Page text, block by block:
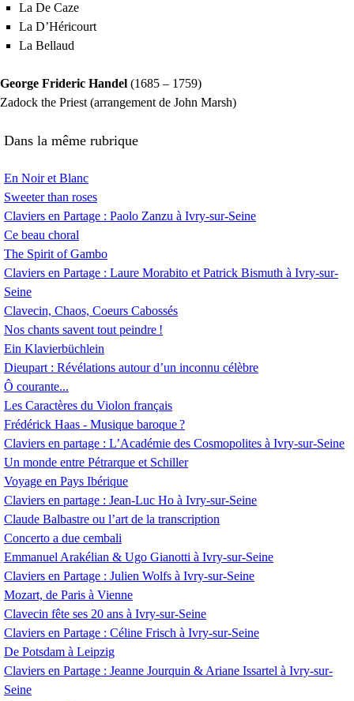
La De Caze
La D’Héricourt
La Bellaud
George Frideric Handel (1685 – 1759)
Zadock the Priest (arrangement de John Marsh)
Dans la même rubrique
En Noir et Blanc
Sweeter than roses
Claviers en Partage : Paolo Zanzu à Ivry-sur-Seine
Ce beau choral
The Spirit of Gambo
Claviers en Partage : Laure Morabito et Patrick Bismuth à Ivry-sur-
Seine
Clavecin, Chaos, Coeurs Cabossés
Nos chants savent tout peindre !
Ein Klavierbüchlein
Dieupart : Révélations autour d’un inconnu célèbre
Ô courante...
Les Caractères du Violon français
Frédérick Haas - Musique baroque?
Claviers en partage : L’Académie des Cosmopolites à Ivry-sur-Seine
Un monde entre Pétrarque et Schiller
Voyage en Pays Ibérique
Claviers en partage : Jean-Luc Ho à Ivry-sur-Seine
Claude Balbastre ou l’art de la transcription
Concerto a due cembali
Emmanuel Arakélian & Ugo Gianotti à Ivry-sur-Seine
Claviers en Partage : Julien Wolfs à Ivry-sur-Seine
Mozart, de Paris à Vienne
Clavecin fête ses 20 ans à Ivry-sur-Seine
Claviers en Partage : Céline Frisch à Ivry-sur-Seine
De Potsdam à Leipzig
Claviers en Partage : Jeanne Jourquin & Ariane Issartel à Ivry-sur-
Seine